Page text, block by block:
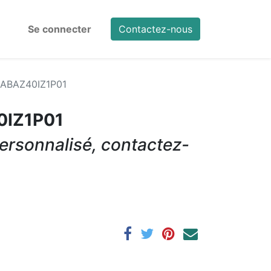
Se connecter Contactez-nous
contactez-